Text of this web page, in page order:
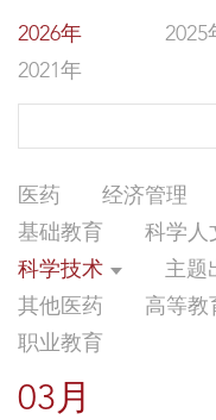
2026年 2025
2021年
医药 经济管理
基础教育
科学人
科学技术
主题
其他医药
高等教
职业教育
03月